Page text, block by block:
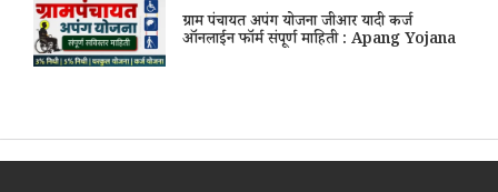
ग्राम पंचायत अपंग योजना जीआर यादी कर्ज
ऑनलाईन फॉर्म संपूर्ण माहिती : Apang Yojana